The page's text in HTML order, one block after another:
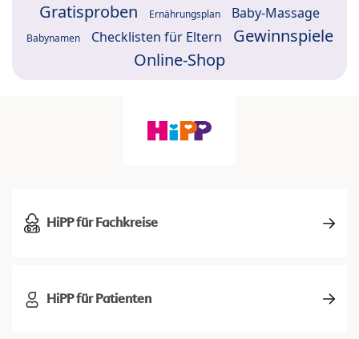
Gratisproben Ernährungsplan Baby-Massage
Babynamen Checklisten für Eltern
Gewinnspiele
Online-Shop
HiPP für Fachkreise
HiPP für Patienten